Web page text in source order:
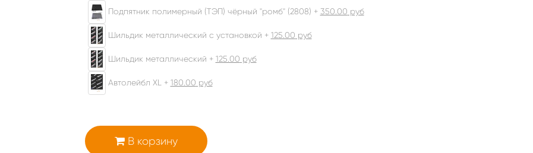
Подпятник полимерный (ТЭП) чёрный "ромб" (2808) + 350.00 руб
Шильдик металлический с установкой + 125.00 руб
Шильдик металлический + 125.00 руб
Автолейбл XL + 180.00 руб
В корзину